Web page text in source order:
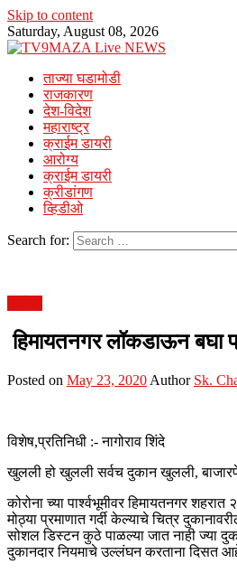
Skip to content
Saturday, August 08, 2026
ताज्या घडामोडी
राजकारण
देश-विदेश
महाराष्ट्र
क्राईम डायरी
आरोग्य
क्राईम डायरी
क्रीडांगण
व्हिडीओ
Search for:
हिमायतनगर लॉकडाऊन बघा
Posted on May 23, 2020 Author Sk.
विशेष,प्रतिनिधी :- नागोराव शिंदे
खुलली हो खुलली सर्वच दुकान खुलली,
कोरोना च्या पार्श्वभूमीवर हिमायतनगर
मोठ्या प्रमाणात गर्दी केल्याचे चित्र
सोशल डिस्टन कुठे पाळल्या जात नाही ज्या
दुकानदार नियमाचे उल्लंघन करताना दिसत